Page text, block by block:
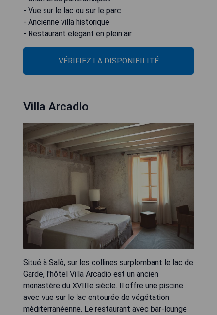
- Vue sur le lac ou sur le parc
- Ancienne villa historique
- Restaurant élégant en plein air
VÉRIFIEZ LA DISPONIBILITÉ
Villa Arcadio
Situé à Salò, sur les collines surplombant le lac de
Garde, l'hôtel Villa Arcadio est un ancien
monastère du XVIIIe siècle. Il offre une piscine
avec vue sur le lac entourée de végétation
méditerranéenne. Le restaurant avec bar-lounge